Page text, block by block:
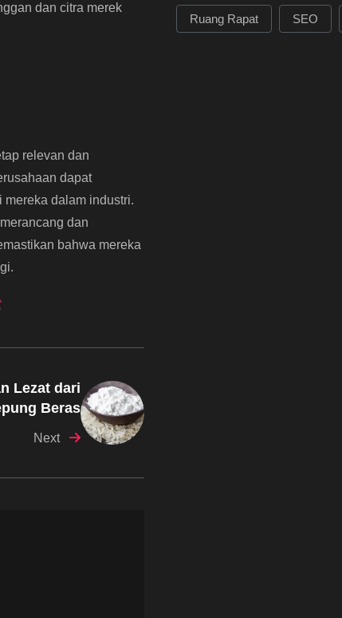
dan citra merek
relevan dan
dapat
dalam industri.
dan
bahwa mereka
Lezat dari
Beras
Next
Ruang Rapat SEO